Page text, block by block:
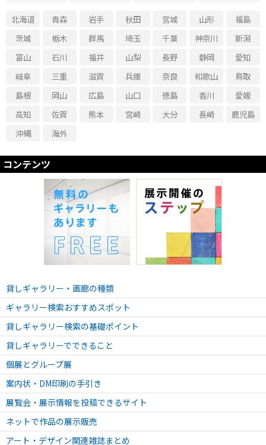
北海道 青森 岩手 秋田 宮城 山形
福島
茨城
栃木 群馬 埼玉 千葉 神奈川
新潟
富山
石川 福井 山梨 長野 静岡
愛知
岐阜
三重 滋賀 兵庫 奈良 和歌山
鳥取
島根
岡山 広島 山口 徳島 香川
愛媛
高知
佐賀 熊本 宮崎 大分 長崎
鹿児島
沖縄
海外
コンテンツ
貸しギャラリー・画廊の種類
ギャラリー検索おすすめスポット
貸しギャラリー検索の基礎ポイント
貸しギャラリーでできること
個展とグループ展
案内状・DM印刷の手引き
展覧会・展示情報を投稿できるサイト
ネットで作品の展示販売
アート・デザイン関連雑誌まとめ